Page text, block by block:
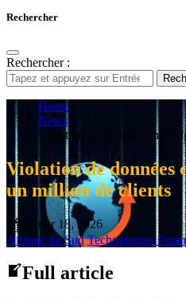
Rechercher
Rechercher :
Home
News
Violation de données chez
Violation de données
un million de clients
février 18, 2026
Afrique du Sud Technologies
Full article